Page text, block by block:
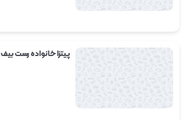
پیتزا خانواده رست بیف